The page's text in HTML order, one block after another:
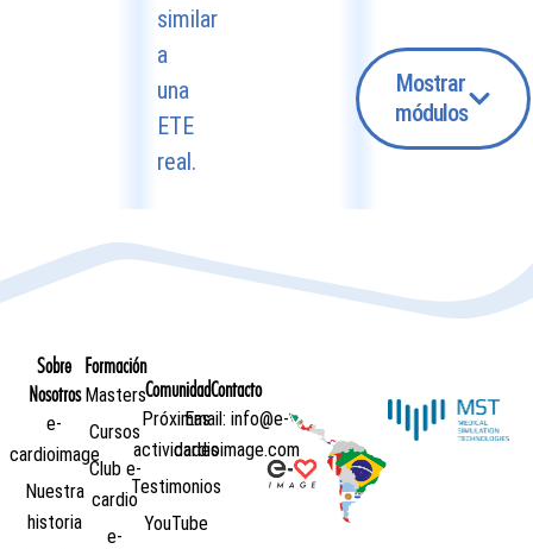
similar
a
una
ETE
real.
Mostrar
módulos
Planos
Entendiendo
la anatomía
Sobre
Nosotros
e-
cardioimage
Nuestra
historia
Formación
Masters
Cursos
Club e-
cardio
e-
Comunidad
Próximas
actividades
Testimonios
YouTube
Contacto
Email: info@e-
cardioimage.com